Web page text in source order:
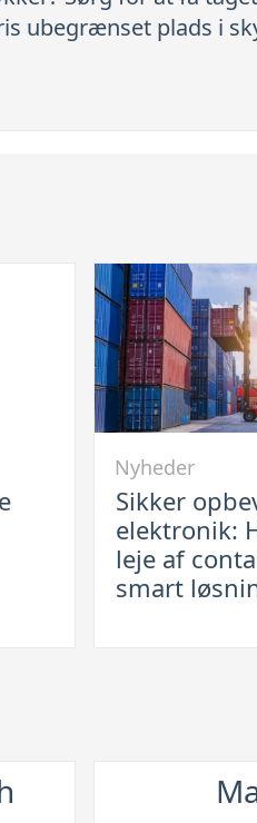
ubegrænset plads i
Sikker
opbevaring
elektronik:
Nyheder
Sikker
elektronik:
leje af
smart